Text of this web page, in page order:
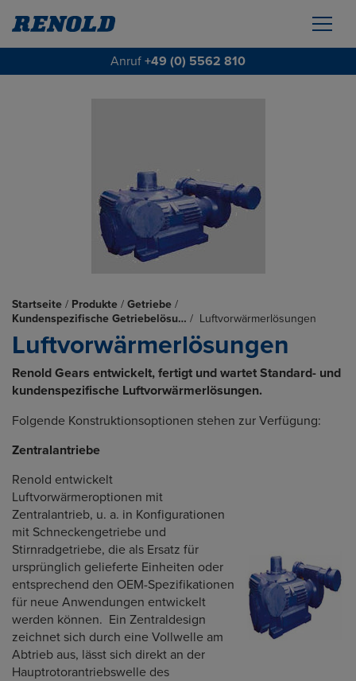
Anruf +49 (0) 5562 810
Startseite / Produkte / Getriebe /
Kundenspezifische Getriebelösu… / Luftvorwärmerlösungen
Luftvorwärmerlösungen
Renold Gears entwickelt, fertigt und wartet Standard- und
kundenspezifische Luftvorwärmerlösungen.
Folgende Konstruktionsoptionen stehen zur Verfügung:
Zentralantriebe
Renold entwickelt
Luftvorwärmeroptionen mit
Zentralantrieb, u. a. in Konfigurationen
mit Schneckengetriebe und
Stirnradgetriebe, die als Ersatz für
ursprünglich gelieferte Einheiten oder
entsprechend den OEM-Spezifikationen
für neue Anwendungen entwickelt
werden können. Ein Zentraldesign
zeichnet sich durch eine Vollwelle am
Abtrieb aus, lässt sich direkt an der
Hauptrotorantriebswelle des